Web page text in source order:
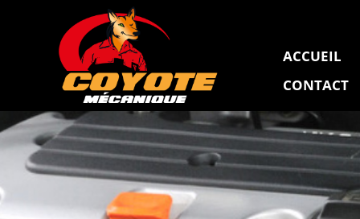
ACCUEIL
CONTACT